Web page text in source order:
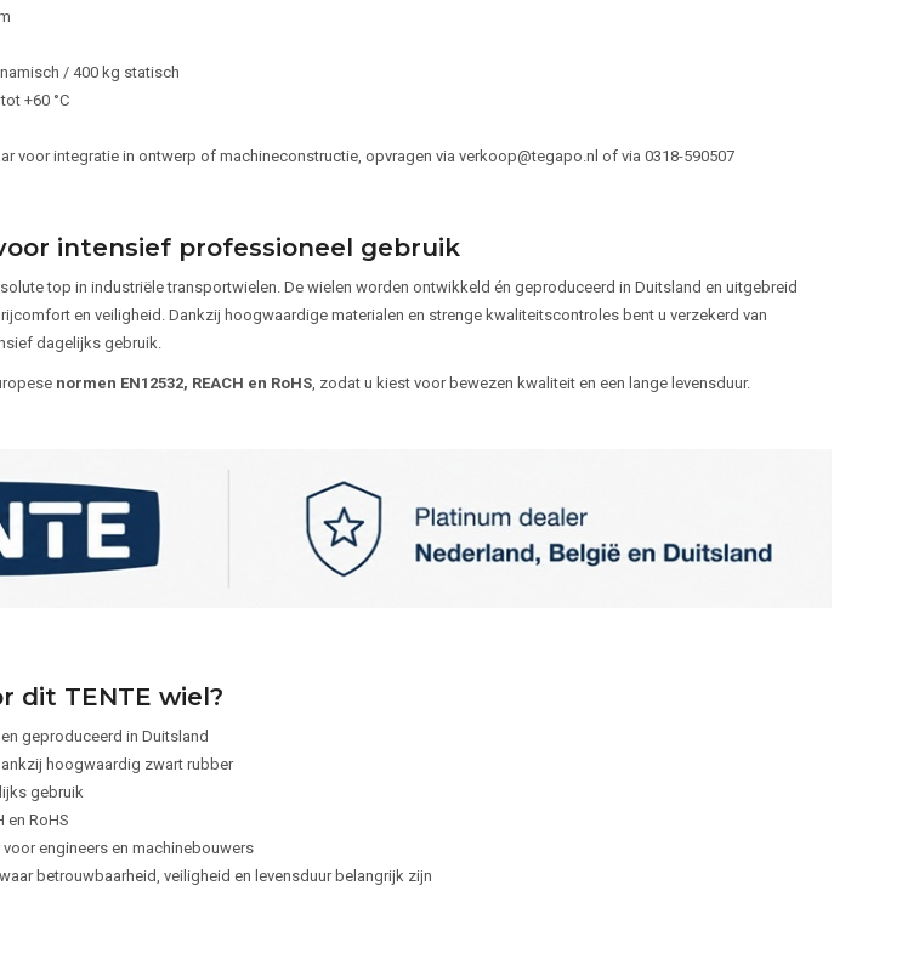
/ 400 kg statisch
+60 °C
voor integratie in ontwerp of machineconstructie, opvragen via verkoop@tegapo.nl of via 0318-590507
intensief professioneel gebruik
top in industriële transportwielen. De wielen worden ontwikkeld én geproduceerd in Duitsland en uitgebreid
en veiligheid. Dankzij hoogwaardige materialen en strenge kwaliteitscontroles bent u verzekerd van
dagelijks gebruik.
normen EN12532, REACH en RoHS, zodat u kiest voor bewezen kwaliteit en een lange levensduur.
dit TENTE wiel?
geproduceerd in Duitsland
hoogwaardig zwart rubber
gebruik
en RoHS
engineers en machinebouwers
betrouwbaarheid, veiligheid en levensduur belangrijk zijn